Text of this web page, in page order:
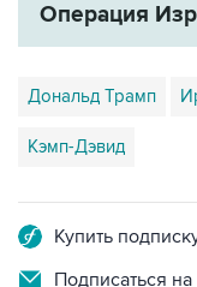
Операция
Дональд Трамп
Кэмп-Дэвид
Купить
Подписаться